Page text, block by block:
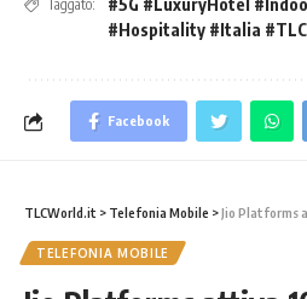
Taggato:
#5G #LuxuryHotel
#Hospitality #Italia
Facebook
TLCWorld.it > Telefonia Mobile >Jio Platforms attiva 10
TELEFONIA MOBILE